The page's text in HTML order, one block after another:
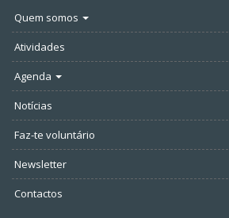
Quem somos
Atividades
Agenda
Notícias
Faz-te voluntário
Newsletter
Contactos